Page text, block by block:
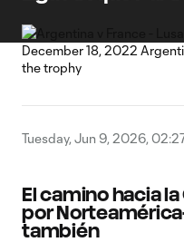
Tuesday, Jun 9, 2026,
El camino hacia
por
también